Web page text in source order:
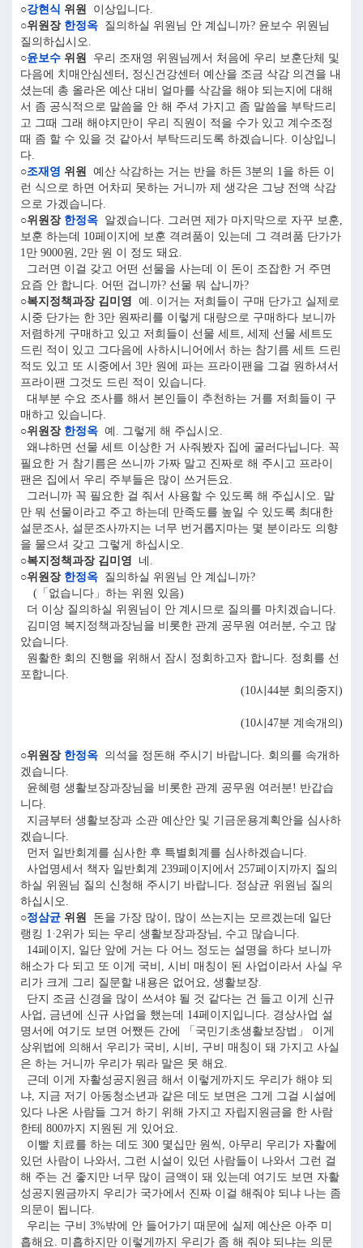
○강현식 위원
이상입니다.
○위원장 한정옥 질의하실 위원님 안 계십니까? 윤보수 위원님
질의하십시오.
○윤보수 위원
우리 조재영 위원님께서 처음에 우리 보훈단체 및
다음에 치매안심센터, 정신건강센터 예산을 조금 삭감 의견을 내
셨는데 총 올라온 예산 대비 얼마를 삭감을 해야 되는지에 대해
서 좀 공식적으로 말씀을 안 해 주셔 가지고 좀 말씀을 부탁드리
고 그때 그래 해야지만이 우리 직원이 적을 수가 있고 계수조정
때 좀 할 수 있을 것 같아서 부탁드리도록 하겠습니다. 이상입니
다.
○조재영 위원
예산 삭감하는 거는 반을 하든 3분의 1을 하든 이
런 식으로 하면 어차피 못하는 거니까 제 생각은 그냥 전액 삭감
으로 가겠습니다.
○위원장 한정옥 알겠습니다. 그러면 제가 마지막으로 자꾸 보훈,
보훈 하는데 10페이지에 보훈 격려품이 있는데 그 격려품 단가가
1만 9000원, 2만 원 이 정도 돼요.
그러면 이걸 갖고 어떤 선물을 사는데 이 돈이 조잡한 거 주면
요즘 안 합니다. 어떤 겁니까? 선물 뭐 삽니까?
○복지정책과장 김미영 예. 이거는 저희들이 구매 단가고 실제로
시중 단가는 한 3만 원짜리를 이렇게 대량으로 구매하다 보니까
저렴하게 구매하고 있고 저희들이 선물 세트, 세제 선물 세트도
드린 적이 있고 그다음에 사하시니어에서 하는 참기름 세트 드린
적도 있고 또 시중에서 3만 원에 파는 프라이팬을 그걸 원하셔서
프라이팬 그것도 드린 적이 있습니다.
대부분 수요 조사를 해서 본인들이 추천하는 거를 저희들이 구
매하고 있습니다.
○위원장 한정옥 예. 그렇게 해 주십시오.
왜냐하면 선물 세트 이상한 거 사줘봤자 집에 굴러다닙니다. 꼭
필요한 거 참기름은 쓰니까 가짜 말고 진짜로 해 주시고 프라이
팬은 집에서 우리 주부들은 많이 쓰거든요.
그러니까 꼭 필요한 걸 줘서 사용할 수 있도록 해 주십시오. 말
만 뭐 선물이라고 주고 하는데 만족도를 높일 수 있도록 최대한
설문조사, 설문조사까지는 너무 번거롭지마는 몇 분이라도 의향
을 물으셔 갖고 그렇게 하십시오.
○복지정책과장 김미영 네.
○위원장 한정옥 질의하실 위원님 안 계십니까?
(「없습니다」하는 위원 있음)
더 이상 질의하실 위원님이 안 계시므로 질의를 마치겠습니다.
김미영 복지정책과장님을 비롯한 관계 공무원 여러분, 수고 많
았습니다.
원활한 회의 진행을 위해서 잠시 정회하고자 합니다. 정회를 선
포합니다.
(10시44분 회의중지)
(10시47분 계속개의)
○위원장 한정옥 의석을 정돈해 주시기 바랍니다. 회의를 속개하
겠습니다.
윤혜령 생활보장과장님을 비롯한 관계 공무원 여러분! 반갑습
니다.
지금부터 생활보장과 소관 예산안 및 기금운용계획안을 심사하
겠습니다.
먼저 일반회계를 심사한 후 특별회계를 심사하겠습니다.
사업명세서 책자 일반회계 239페이지에서 257페이지까지 질의
하실 위원님 질의 신청해 주시기 바랍니다. 정삼균 위원님 질의
하십시오.
○정삼균 위원
돈을 가장 많이, 많이 쓰는지는 모르겠는데 일단
랭킹 1·2위가 되는 우리 생활보장과장님, 수고 많습니다.
14페이지, 일단 앞에 거는 다 어느 정도는 설명을 하다 보니까
해소가 다 되고 또 이게 국비, 시비 매칭이 된 사업이라서 사실 우
리가 크게 그리 질문할 내용은 없어요, 생활보장.
단지 조금 신경을 많이 쓰셔야 될 것 같다는 건 들고 이게 신규
사업, 금년에 신규 사업을 했는데 14페이지입니다. 경상사업 설
명서에 여기도 보면 어쨌든 간에 「국민기초생활보장법」 이게
상위법에 의해서 우리가 국비, 시비, 구비 매칭이 돼 가지고 사실
은 하는 거니까 우리가 뭐라 말은 못 해요.
근데 이게 자활성공지원금 해서 이렇게까지도 우리가 해야 되
냐, 지금 저기 아동청소년과 같은 데도 보면은 그게 그걸 시설에
있다 나온 사람들 그거 하기 위해 가지고 자립지원금을 한 사람
한테 800까지 지원된 게 있어요.
이빨 치료를 하는 데도 300 몇십만 원씩, 아무리 우리가 자활에
있던 사람이 나와서, 그런 시설이 있던 사람들이 나와서 그런 걸
해 주는 건 좋지만 너무 많이 금액이 돼 있는데 여기도 보면 자활
성공지원금까지 우리가 국가에서 진짜 이걸 해줘야 되냐 나는 좀
의문이 됩니다.
우리는 구비 3%밖에 안 들어가기 때문에 실제 예산은 아주 미
흡해요. 미흡하지만 이렇게까지 우리가 좀 해 줘야 되냐는 의문